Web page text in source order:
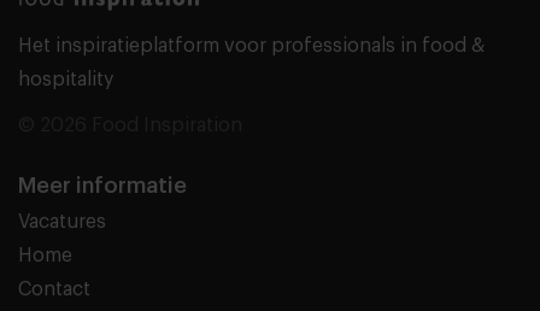
Het inspiratieplatform voor professionals in food &
hospitality
Meer informatie
Vacatures
Home
Contact